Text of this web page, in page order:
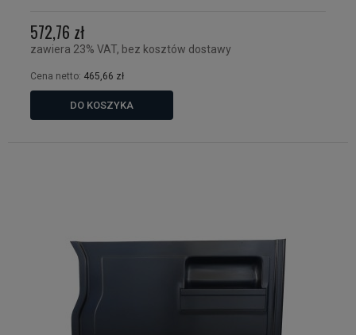
572,76 zł
zawiera 23% VAT, bez kosztów dostawy
Cena netto: 465,66 zł
DO KOSZYKA